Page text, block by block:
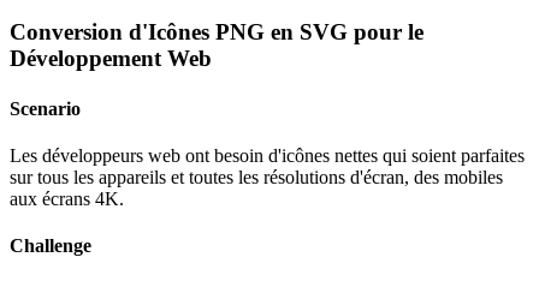
Conversion d'Icônes PNG en SVG pour le
Développement Web
Scenario
Les développeurs web ont besoin d'icônes nettes qui soient parfaites
sur tous les appareils et toutes les résolutions d'écran, des mobiles
aux écrans 4K.
Challenge